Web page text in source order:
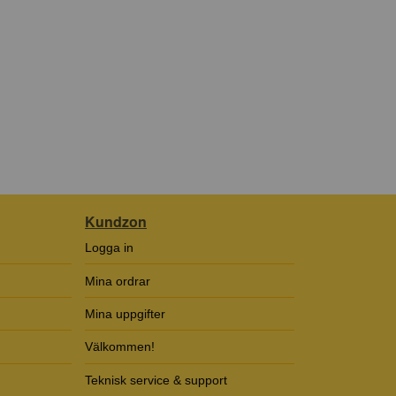
Kundzon
Logga in
Mina ordrar
Mina uppgifter
Välkommen!
Teknisk service & support